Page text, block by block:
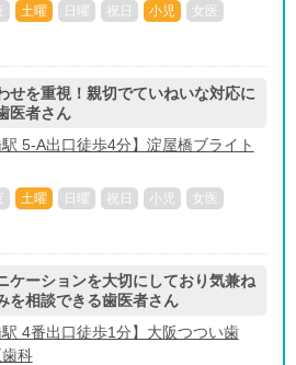
土曜 日曜 祝日 小児
女医
せを重視！親切でていねいな対応に
医者さん
駅 5-A出口徒歩4分】淀屋橋ブライト
土曜 日曜 祝日 小児
女医
ケーションを大切にしており気兼ね
を相談できる歯医者さん
駅 4番出口徒歩1分】大阪つつい歯
科